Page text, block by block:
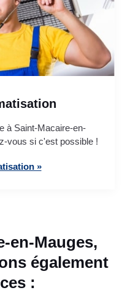
à Saint-Macaire-en-
vous si c'est possible !
»
en-Mauges,
également
: